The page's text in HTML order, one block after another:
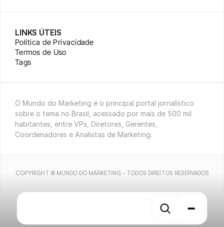
LINKS ÚTEIS
Política de Privacidade
Termos de Uso
Tags
O Mundo do Marketing é o principal portal jornalístico
sobre o tema no Brasil, acessado por mais de 500 mil
habitantes, entre VPs, Diretores, Gerentes,
Coordenadores e Analistas de Marketing.
COPYRIGHT © MUNDO DO MARKETING - TODOS DIREITOS RESERVADOS